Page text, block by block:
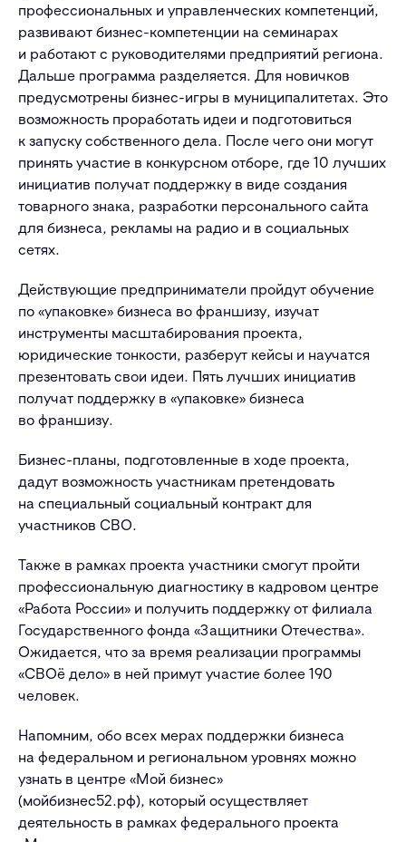
профессиональных и управленческих компетенций,
развивают бизнес-компетенции на семинарах
и работают с руководителями предприятий региона.
Дальше программа разделяется. Для новичков
предусмотрены бизнес-игры в муниципалитетах. Это
возможность проработать идеи и подготовиться
к запуску собственного дела. После чего они могут
принять участие в конкурсном отборе, где 10 лучших
инициатив получат поддержку в виде создания
товарного знака, разработки персонального сайта
для бизнеса, рекламы на радио и в социальных
сетях.
Действующие предприниматели пройдут обучение
по «упаковке» бизнеса во франшизу, изучат
инструменты масштабирования проекта,
юридические тонкости, разберут кейсы и научатся
презентовать свои идеи. Пять лучших инициатив
получат поддержку в «упаковке» бизнеса
во франшизу.
Бизнес-планы, подготовленные в ходе проекта,
дадут возможность участникам претендовать
на специальный социальный контракт для
участников СВО.
Также в рамках проекта участники смогут пройти
профессиональную диагностику в кадровом центре
«Работа России» и получить поддержку от филиала
Государственного фонда «Защитники Отечества».
Ожидается, что за время реализации программы
«СВОё дело» в ней примут участие более 190
человек.
Напомним, обо всех мерах поддержки бизнеса
на федеральном и региональном уровнях можно
узнать в центре «Мой бизнес»
(мойбизнес52.рф), который осуществляет
деятельность в рамках федерального проекта